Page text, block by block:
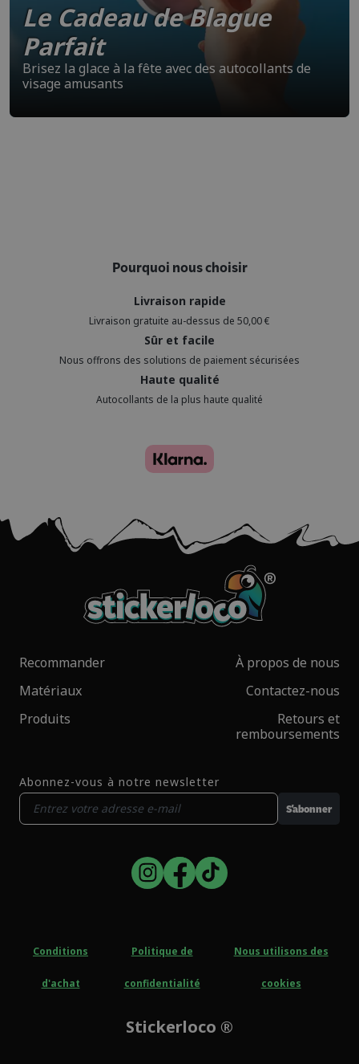
Le Cadeau de Blague
Parfait
Brisez la glace à la fête avec des autocollants de
visage amusants
Pourquoi nous choisir
Livraison rapide
Livraison gratuite au-dessus de 50,00 €
Sûr et facile
Nous offrons des solutions de paiement sécurisées
Haute qualité
Autocollants de la plus haute qualité
Recommander
Matériaux
Produits
À propos de nous
Contactez-nous
Retours et
remboursements
Abonnez-vous à notre newsletter
S'abonner
Conditions
d'achat
Politique de
confidentialité
Nous utilisons des
cookies
Stickerloco ®